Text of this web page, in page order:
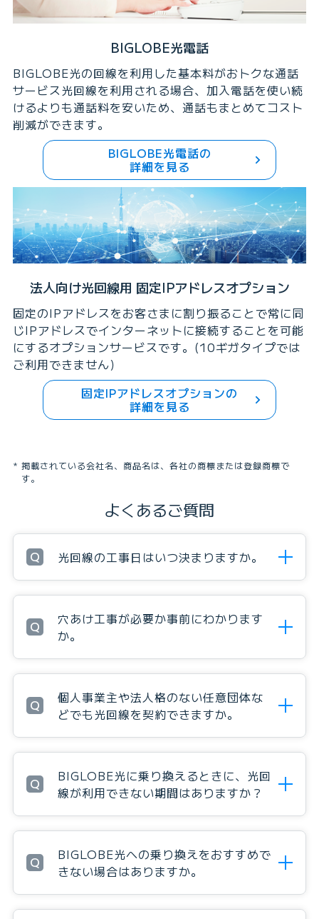
BIGLOBE光電話
BIGLOBE光の回線を利用した基本料がおトクな通話
サービス光回線を利用される場合、加入電話を使い続
けるよりも通話料を安いため、通話もまとめてコスト
削減ができます。
BIGLOBE光電話の
詳細を見る
法人向け光回線用 固定IPアドレスオプション
固定のIPアドレスをお客さまに割り振ることで常に同
じIPアドレスでインターネットに接続することを可能
にするオプションサービスです。(10ギガタイプでは
ご利用できません）
固定IPアドレスオプションの
詳細を見る
掲載されている会社名、商品名は、各社の商標または登録商標で
す。
よくあるご質問
Q 光回線の工事日はいつ決まりますか。
Q
穴あけ工事が必要か事前にわかります
か。
Q
個人事業主や法人格のない任意団体な
どでも光回線を契約できますか。
Q
BIGLOBE光に乗り換えるときに、光回
線が利用できない期間はありますか？
Q
BIGLOBE光への乗り換えをおすすめで
きない場合はありますか。